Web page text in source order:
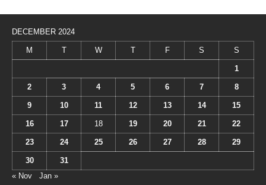
DECEMBER 2024
M T W T F S S
1
2 3 4 5 6 7 8
9 10 11 12 13 14 15
16 17 18 19 20 21 22
23 24 25 26 27 28 29
30
31
« Nov
Jan »